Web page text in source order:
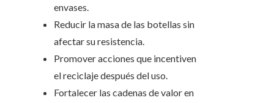
envases.
Reducir la masa de las botellas sin
afectar su resistencia.
Promover acciones que incentiven
el reciclaje después del uso.
Fortalecer las cadenas de valor en